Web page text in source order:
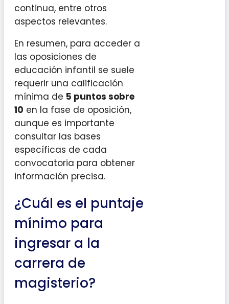
continua, entre otros
aspectos relevantes.
En resumen, para acceder a
las oposiciones de
educación infantil se suele
requerir una calificación
mínima de 5 puntos sobre
10 en la fase de oposición,
aunque es importante
consultar las bases
específicas de cada
convocatoria para obtener
información precisa.
¿Cuál es el puntaje
mínimo para
ingresar a la
carrera de
magisterio?